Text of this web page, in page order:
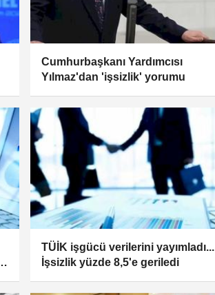
Cumhurbaşkanı Yardımcısı
Yılmaz'dan 'işsizlik' yorumu
TÜİK işgücü verilerini yayımladı...
İşsizlik yüzde 8,5'e geriledi